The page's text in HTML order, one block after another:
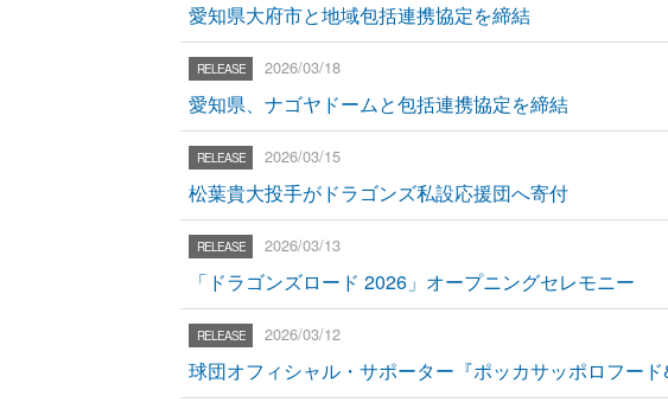
愛知県大府市と地域包括連携協定を締結
2026/03/18
愛知県、ナゴヤドームと包括連携協定を締結
2026/03/15
松葉貴大投手がドラゴンズ私設応援団へ寄付
2026/03/13
「ドラゴンズロード 2026」オープニングセレモニー
2026/03/12
球団オフィシャル・サポーター『ポッカサッポロフー